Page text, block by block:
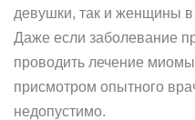
девушки, так и женщины в
Даже если заболевание
проводить лечение
присмотром опытного
недопустимо.